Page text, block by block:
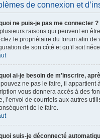
de connexion et
ne puis-je pas me connecter ?
plusieurs raisons qui peuvent en
le propriétaire du forum afin
de son côté et qu’il soit
ai-je besoin de m’inscrire,
ne pas le faire, il appartient
vous donnera accès à des
l’envoi de courriels aux autres
de le faire.
suis-je déconnecté